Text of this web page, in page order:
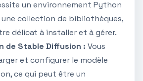
un environnement Python
collection de bibliothèques,
délicat à installer et à gérer.
de Stable Diffusion : Vous
et configurer le modèle
ce qui peut être un